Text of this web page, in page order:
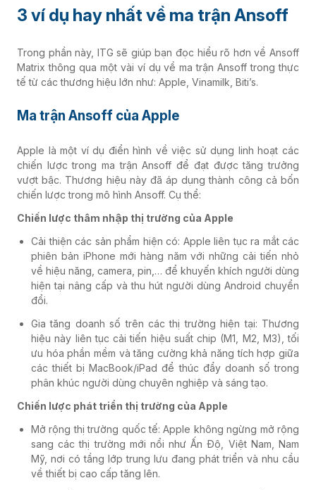
Bao bì - In ấn
Đúc nhựa
Dược phẩm
Phân phối - Bán lẻ
Vật liệu xây dựng
3 ví dụ hay nhất về ma trận Ansoff
Trong phần này, ITG sẽ giúp bạn đọc hiểu rõ hơn về Ansoff
Matrix thông qua một vài ví dụ về ma trận Ansoff trong thực
tế từ các thương hiệu lớn như: Apple, Vinamilk, Biti’s.
Ma trận Ansoff của Apple
Apple là một ví dụ điển hình về việc sử dụng linh hoạt các
chiến lược trong ma trận Ansoff để đạt được tăng trưởng
vượt bậc. Thương hiệu này đã áp dụng thành công cả bốn
chiến lược trong mô hình Ansoff. Cụ thể:
Chiến lược thâm nhập thị trường của Apple
Cải thiện các sản phẩm hiện có: Apple liên tục ra mắt các
phiên bản iPhone mới hàng năm với những cải tiến nhỏ
về hiệu năng, camera, pin,… để khuyến khích người dùng
hiện tại nâng cấp và thu hút người dùng Android chuyển
đổi.
Gia tăng doanh số trên các thị trường hiện tại: Thương
hiệu này liên tục cải tiến hiệu suất chip (M1, M2, M3), tối
ưu hóa phần mềm và tăng cường khả năng tích hợp giữa
các thiết bị MacBook/iPad để thúc đẩy doanh số trong
phân khúc người dùng chuyên nghiệp và sáng tạo.
Chiến lược phát triển thị trường của Apple
Mở rộng thị trường quốc tế: Apple không ngừng mở rộng
sang các thị trường mới nổi như Ấn Độ, Việt Nam, Nam
Mỹ, nơi có tầng lớp trung lưu đang phát triển và nhu cầu
về thiết bị cao cấp tăng lên.